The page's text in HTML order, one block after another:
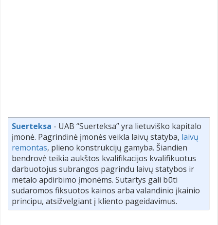
Suerteksa - UAB “Suerteksa” yra lietuviško kapitalo
įmonė. Pagrindinė įmonės veikla laivų statyba, laivų
remontas, plieno konstrukcijų gamyba. Šiandien
bendrovė teikia aukštos kvalifikacijos kvalifikuotus
darbuotojus subrangos pagrindu laivų statybos ir
metalo apdirbimo įmonėms. Sutartys gali būti
sudaromos fiksuotos kainos arba valandinio įkainio
principu, atsižvelgiant į kliento pageidavimus.